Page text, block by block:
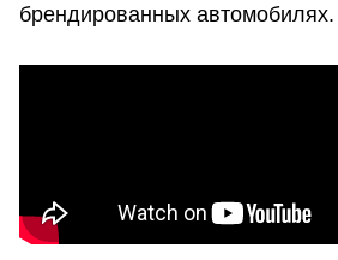
брендированных автомобилях.